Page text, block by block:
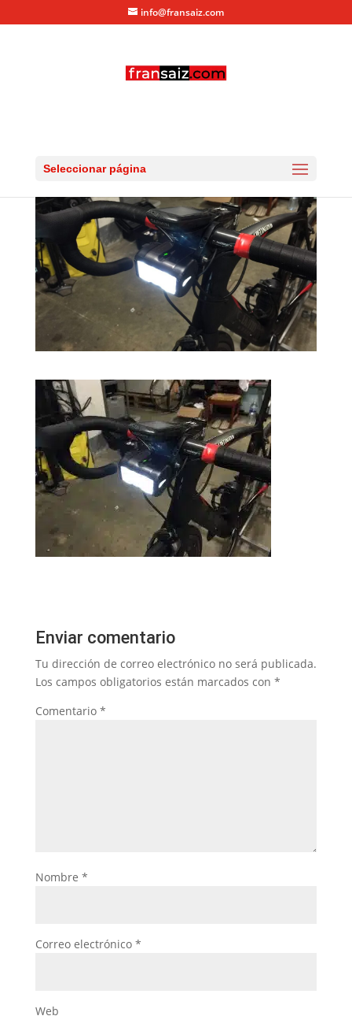
info@fransaiz.com
Seleccionar página
Enviar comentario
Tu dirección de correo electrónico no será publicada.
Los campos obligatorios están marcados con *
Comentario *
Nombre *
Correo electrónico *
Web